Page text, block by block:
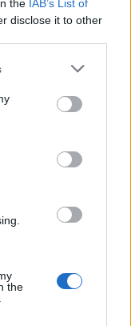
the IAB’s List of
disclose it to other
or more Google
You may click to
party tags to
in below Google
the
αμιγώς
σε σιγουριά για την
κεντρικό
«μυαλό»
μέσω Τεχνητής
της